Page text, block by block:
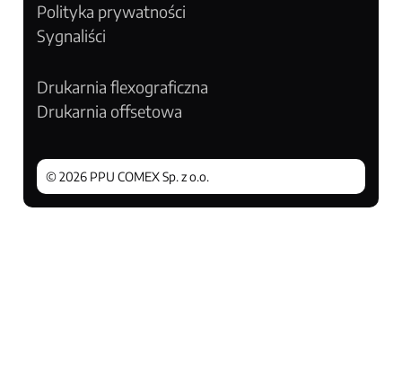
Polityka prywatności
Sygnaliści
Drukarnia flexograficzna
Drukarnia offsetowa
© 2026 PPU COMEX Sp. z o.o.